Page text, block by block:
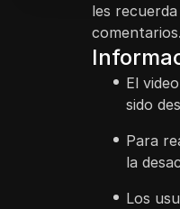
les
comentarios.
El
sido
Para
la
Los